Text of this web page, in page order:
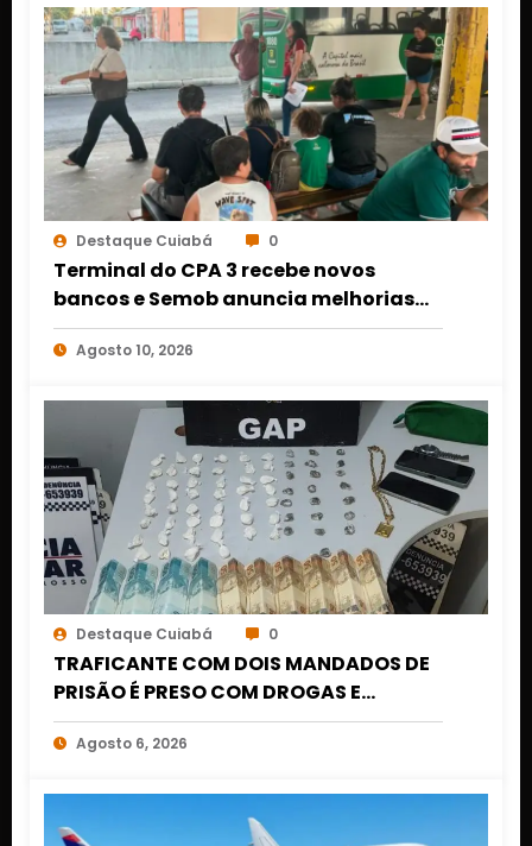
Destaque Cuiabá 0
Terminal do CPA 3 recebe novos
bancos e Semob anuncia melhorias
estruturais em Cuiabá
Agosto 10, 2026
Destaque Cuiabá 0
TRAFICANTE COM DOIS MANDADOS DE
PRISÃO É PRESO COM DROGAS E
DINHEIRO NO 1º DE MARÇO EM CUIABÁ
Agosto 6, 2026